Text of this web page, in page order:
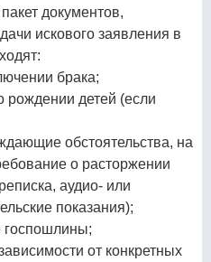
документов,
искового заявления в
брака;
рождении детей (если
обстоятельства, на
о расторжении
аудио- или
показания);
госпошлины;
от конкретных